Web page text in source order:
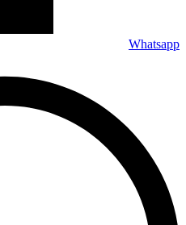
Whatsapp